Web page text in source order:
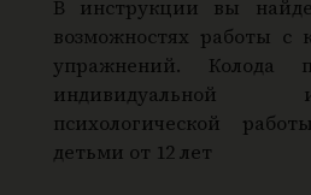
В инструкции вы
возможностях работы с
упражнений. Колода
психологической
детьми от 12 лет